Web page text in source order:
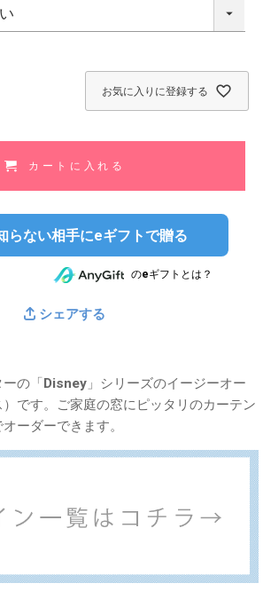
お気に入りに登録する
カートに入れる
らない相手にeギフトで贈る
のeギフトとは？
シェアする
の「Disney」シリーズのイージーオー
です。ご家庭の窓にピッタリのカーテン
ーダーできます。